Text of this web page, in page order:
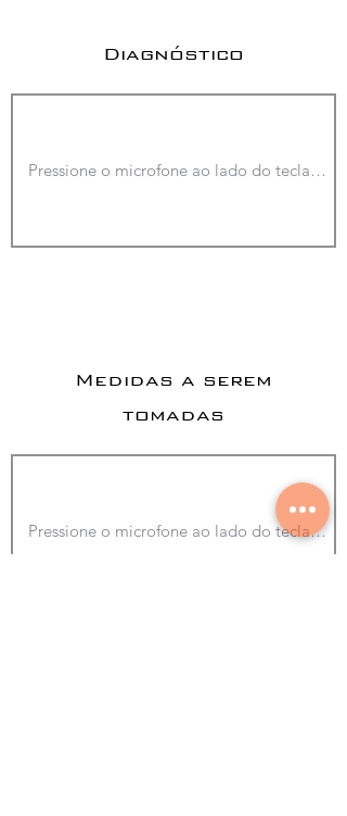
Diagnóstico
Medidas a serem
tomadas